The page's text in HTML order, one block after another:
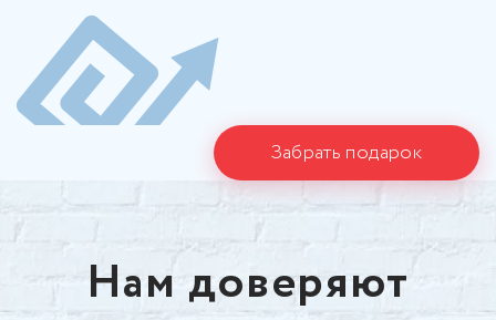
Забрать подарок
Нам доверяют